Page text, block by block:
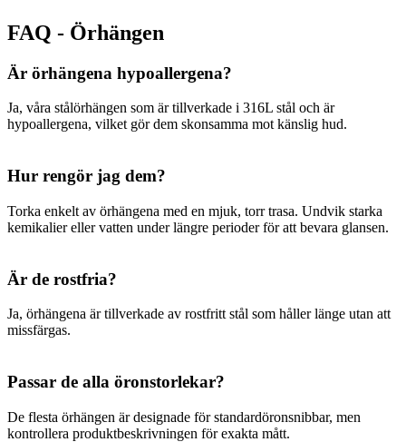
FAQ - Örhängen
Är örhängena hypoallergena?
Ja, våra stålörhängen som är tillverkade i 316L stål och är
hypoallergena, vilket gör dem skonsamma mot känslig hud.
Hur rengör jag dem?
Torka enkelt av örhängena med en mjuk, torr trasa. Undvik starka
kemikalier eller vatten under längre perioder för att bevara glansen.
Är de rostfria?
Ja, örhängena är tillverkade av rostfritt stål som håller länge utan att
missfärgas.
Passar de alla öronstorlekar?
De flesta örhängen är designade för standardöronsnibbar, men
kontrollera produktbeskrivningen för exakta mått.